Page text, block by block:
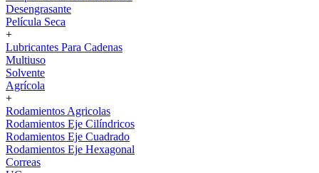
Desengrasante
Película Seca
+
Lubricantes Para Cadenas
Multiuso
Solvente
Agrícola
+
Rodamientos Agricolas
Rodamientos Eje Cilíndricos
Rodamientos Eje Cuadrado
Rodamientos Eje Hexagonal
Correas